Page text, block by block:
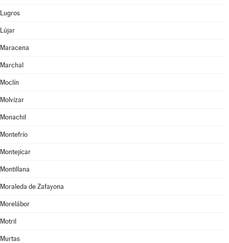
Lugros
Lújar
Maracena
Marchal
Moclín
Molvízar
Monachil
Montefrío
Montejícar
Montillana
Moraleda de Zafayona
Morelábor
Motril
Murtas